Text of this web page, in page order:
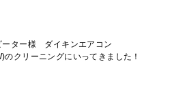
ーター様 ダイキンエアコン
のクリーニングにいってきました！